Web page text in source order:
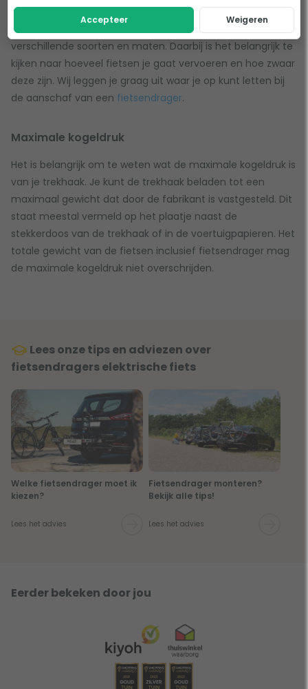
Een fietsenrek voor een elektrische fiets komt in
verschillende soorten en maten. Daarbij is het belangrijk te
kijken naar hoeveel fietsen je gaat vervoeren en hoe zwaar
deze zijn. Wij leggen je graag uit waar je op kunt letten bij
de aanschaf van een fietsendrager.
Maximale kogeldruk
Het is belangrijk om te weten wat de maximale kogeldruk is
van je trekhaak. Je kunt de trekhaak beladen tot een
maximaal gewicht dat door de fabrikant is vastgesteld. Dit
staat meestal vermeld op het plaatje naast de
stekkerdoos van de trekhaak of in de voertuigpapieren. Het
totale gewicht van de fietsen inclusief fietsendrager mag
de maximale kogeldruk niet overschrijden.
Lees onze tips en adviezen over
fietsendragers elektrische fiets
Welke fietsendrager moet ik
kiezen?
Lees het advies
Fietsendrager monteren?
Bekijk alle tips!
Lees het advies
Eerder bekeken door jou
Accepteer Weigeren